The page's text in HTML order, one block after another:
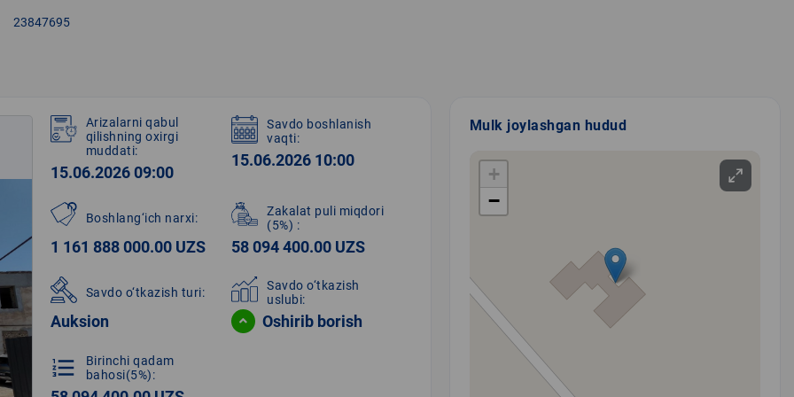
23847695
Arizalarni qabul
qilishning oxirgi
muddati:
15.06.2026 09:00
Savdo boshlanish
vaqti:
15.06.2026 10:00
Boshlang‘ich narxi:
1 161 888 000.00 UZS
Zakalat puli miqdori
(5%) :
58 094 400.00 UZS
Savdo o‘tkazish turi:
Auksion
Savdo o‘tkazish
uslubi:
Oshirib borish
format_list_numbered
Birinchi qadam
bahosi(5%):
Mulk joylashgan hudud
+
−